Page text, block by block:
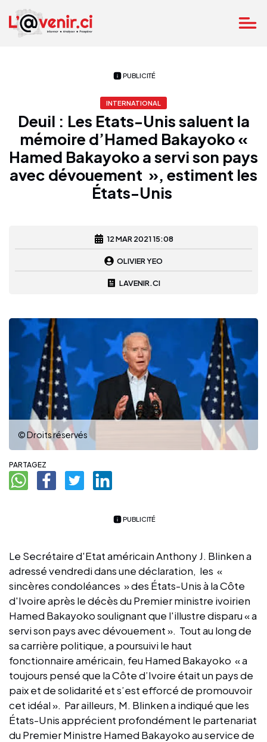
PUBLICITÉ
INTERNATIONAL
Deuil : Les Etats-Unis saluent la
mémoire d’Hamed Bakayoko «
Hamed Bakayoko a servi son pays
avec dévouement », estiment les
États-Unis
12 MAR 2021 15:08
OLIVIER YEO
LAVENIR.CI
© Droits réservés
PARTAGEZ
PUBLICITÉ
Le Secrétaire d'Etat américain Anthony J. Blinken a
adressé vendredi dans une déclaration, les «
sincères condoléances » des États-Unis à la Côte
d'Ivoire après le décès du Premier ministre ivoirien
Hamed Bakayoko soulignant que l'illustre disparu « a
servi son pays avec dévouement ». Tout au long de
sa carrière politique, a poursuivi le haut
fonctionnaire américain, feu Hamed Bakayoko « a
toujours pensé que la Côte d’Ivoire était un pays de
paix et de solidarité et s’est efforcé de promouvoir
cet idéal ». Par ailleurs, M. Blinken a indiqué que les
États-Unis apprécient profondément le partenariat
du Premier Ministre Hamed Bakayoko au service de